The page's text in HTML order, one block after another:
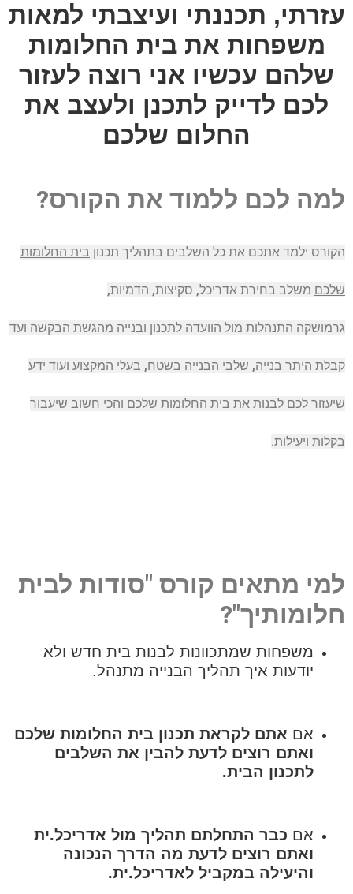
עזרתי, תכננתי ועיצבתי למאות
משפחות את בית החלומות
שלהם עכשיו אני רוצה לעזור
לכם לדייק לתכנן ולעצב את
החלום שלכם
למה לכם ללמוד את הקורס?
הקורס ילמד אתכם את כל השלבים בתהליך תכנון בית החלומות
שלכם משלב בחירת אדריכל, סקיצות, הדמיות,
גרמושקה התנהלות מול הוועדה לתכנון ובנייה מהגשת הבקשה ועד
קבלת היתר בנייה, שלבי הבנייה בשטח, בעלי המקצוע ועוד ידע
שיעזור לכם לבנות את בית החלומות שלכם והכי חשוב שיעבור
בקלות ויעילות.
למי מתאים קורס "סודות לבית
חלומותיך"?
משפחות שמתכוונות לבנות בית חדש ולא
יודעות איך תהליך הבנייה מתנהל.
אם אתם לקראת תכנון בית החלומות שלכם
ואתם רוצים לדעת להבין את השלבים
לתכנון הבית.
אם כבר התחלתם תהליך מול אדריכל.ית
ואתם רוצים לדעת מה הדרך הנכונה
והיעילה במקביל לאדריכל.ית.